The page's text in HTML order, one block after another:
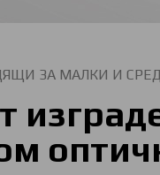
ЗА МАЛКИ И